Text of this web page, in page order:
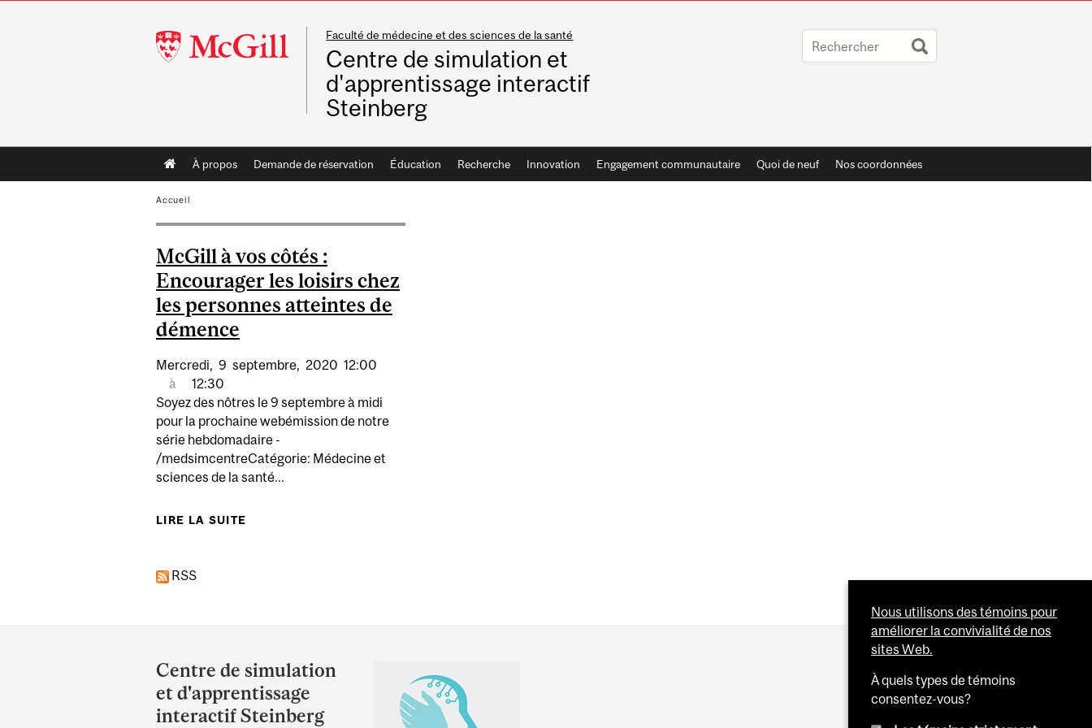
McGill
University
Faculté de médecine et des sciences de la santé
Centre de simulation et
d'apprentissage interactif
Steinberg
Main
navigation
À propos Demande de réservation Éducation Recherche Innovation Engagement communautaire Quoi de neuf Nos coordonnées
Accueil
McGill à vos côtés :
Encourager les loisirs chez
les personnes atteintes de
démence
Mercredi, 9 septembre, 2020 12:00
à
12:30
Soyez des nôtres le 9 septembre à midi
pour la prochaine webémission de notre
série hebdomadaire -
/medsimcentreCatégorie: Médecine et
sciences de la santé...
LIRE LA SUITE
RSS
and
University
Information
Centre de simulation
et d'apprentissage
interactif Steinberg
Nous utilisons des témoins pour
améliorer la convivialité de nos
sites Web.
À quels types de témoins
consentez-vous?